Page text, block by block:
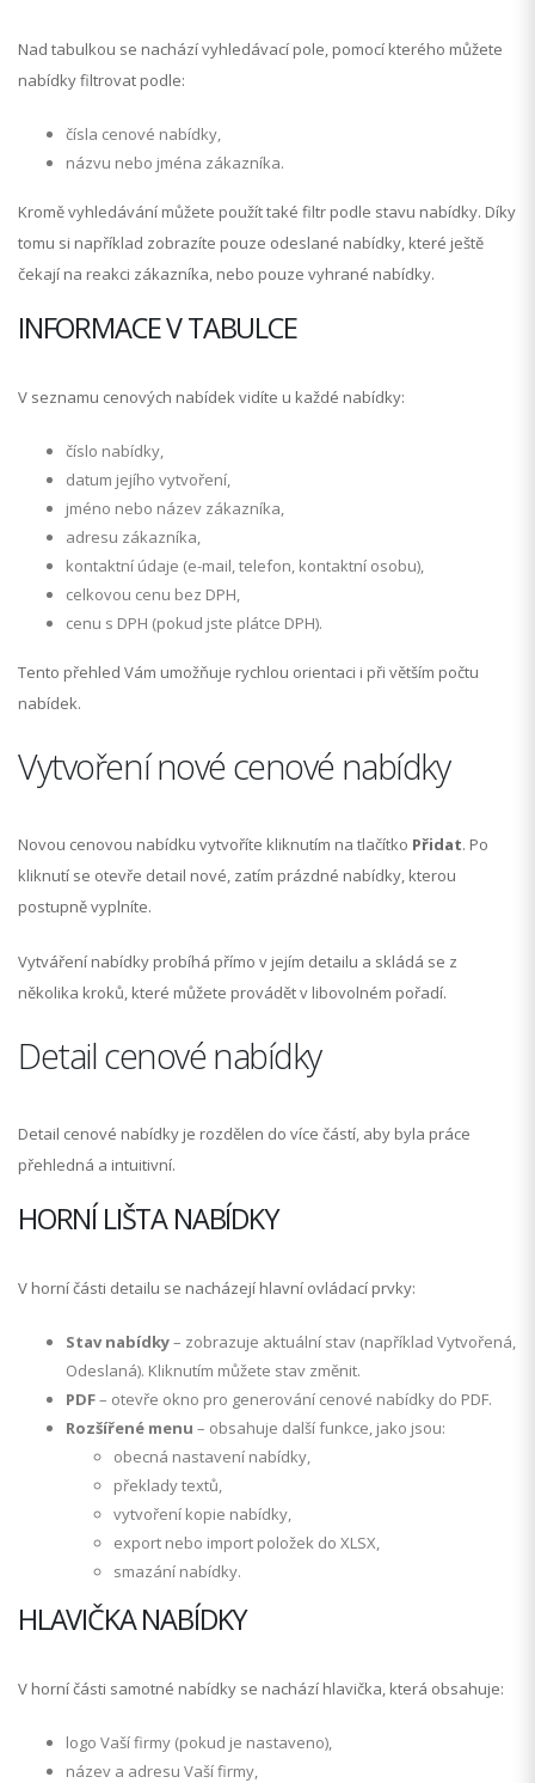
Nad tabulkou se nachází vyhledávací pole, pomocí kterého můžete
nabídky filtrovat podle:
čísla cenové nabídky,
názvu nebo jména zákazníka.
Kromě vyhledávání můžete použít také filtr podle stavu nabídky. Díky
tomu si například zobrazíte pouze odeslané nabídky, které ještě
čekají na reakci zákazníka, nebo pouze vyhrané nabídky.
INFORMACE V TABULCE
V seznamu cenových nabídek vidíte u každé nabídky:
číslo nabídky,
datum jejího vytvoření,
jméno nebo název zákazníka,
adresu zákazníka,
kontaktní údaje (e-mail, telefon, kontaktní osobu),
celkovou cenu bez DPH,
cenu s DPH (pokud jste plátce DPH).
Tento přehled Vám umožňuje rychlou orientaci i při větším počtu
nabídek.
Vytvoření nové cenové nabídky
Novou cenovou nabídku vytvoříte kliknutím na tlačítko Přidat. Po
kliknutí se otevře detail nové, zatím prázdné nabídky, kterou
postupně vyplníte.
Vytváření nabídky probíhá přímo v jejím detailu a skládá se z
několika kroků, které můžete provádět v libovolném pořadí.
Detail cenové nabídky
Detail cenové nabídky je rozdělen do více částí, aby byla práce
přehledná a intuitivní.
HORNÍ LIŠTA NABÍDKY
V horní části detailu se nacházejí hlavní ovládací prvky:
Stav nabídky– zobrazuje aktuální stav (například Vytvořená,
Odeslaná). Kliknutím můžete stav změnit.
PDF– otevře okno pro generování cenové nabídky do PDF.
Rozšířené menu – obsahuje další funkce, jako jsou:
obecná nastavení nabídky,
překlady textů,
vytvoření kopie nabídky,
export nebo import položek do XLSX,
smazání nabídky.
HLAVIČKA NABÍDKY
V horní části samotné nabídky se nachází hlavička, která obsahuje:
logo Vaší firmy (pokud je nastaveno),
název a adresu Vaší firmy,